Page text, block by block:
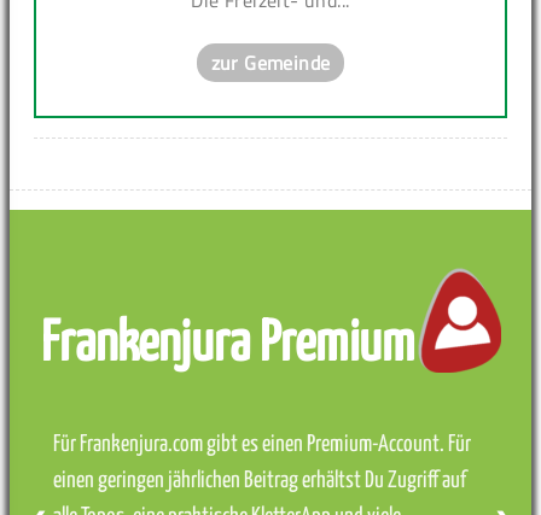
zur Gemeinde
Frankenjura Premium
Für Frankenjura.com gibt es einen Premium-Account. Für
einen geringen jährlichen Beitrag erhältst Du Zugriff auf